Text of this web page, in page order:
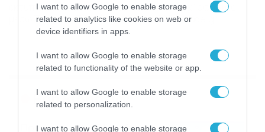
I want to allow Google to enable storage
related to analytics like cookies on web or
device identifiers in apps.
I want to allow Google to enable storage
related to functionality of the website or app.
I want to allow Google to enable storage
related to personalization.
I want to allow Google to enable storage
εκτύπωση και την πληρωμή των τελών κυκλοφορίας
μέσω Taxisnet. Τέλη Κυκλοφορίας 2021 – aade.gr –
εκτύπωση – πληρωμή – TAXISNET – ΑΑΔΕ: Αναρτήθηκαν
2021, με τους ιδιοκτήτες να μπορούν να μπορούν να
εκτυπώσουν πλέον τα ειδοποιητήρια. Το φετινό […]
Ροή Ειδήσεων
Πρεμιέρα στην Ολλανδία, την